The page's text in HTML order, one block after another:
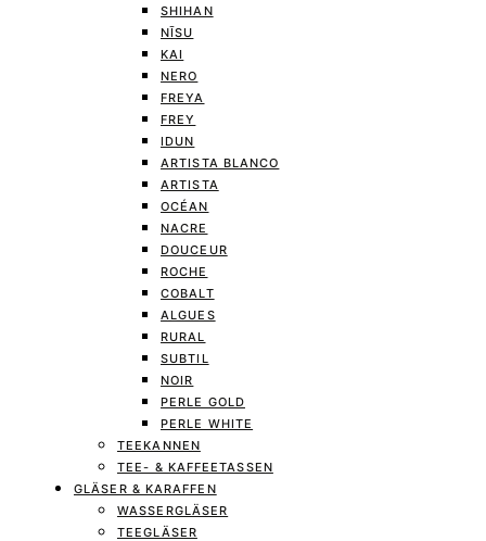
SHIHAN
NĪSU
KAI
NERO
FREYA
FREY
IDUN
ARTISTA BLANCO
ARTISTA
OCÉAN
NACRE
DOUCEUR
ROCHE
COBALT
ALGUES
RURAL
SUBTIL
NOIR
PERLE GOLD
PERLE WHITE
TEEKANNEN
TEE- & KAFFEETASSEN
GLÄSER & KARAFFEN
WASSERGLÄSER
TEEGLÄSER